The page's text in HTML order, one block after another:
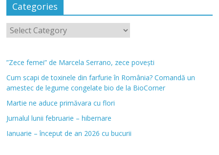
Categories
”Zece femei” de Marcela Serrano, zece povești
Cum scapi de toxinele din farfurie în România? Comandă un
amestec de legume congelate bio de la BioCorner
Martie ne aduce primăvara cu flori
Jurnalul lunii februarie – hibernare
Ianuarie – început de an 2026 cu bucurii